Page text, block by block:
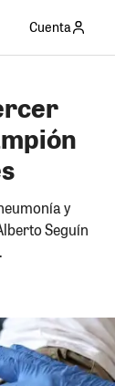
Cuenta
y
Seguín